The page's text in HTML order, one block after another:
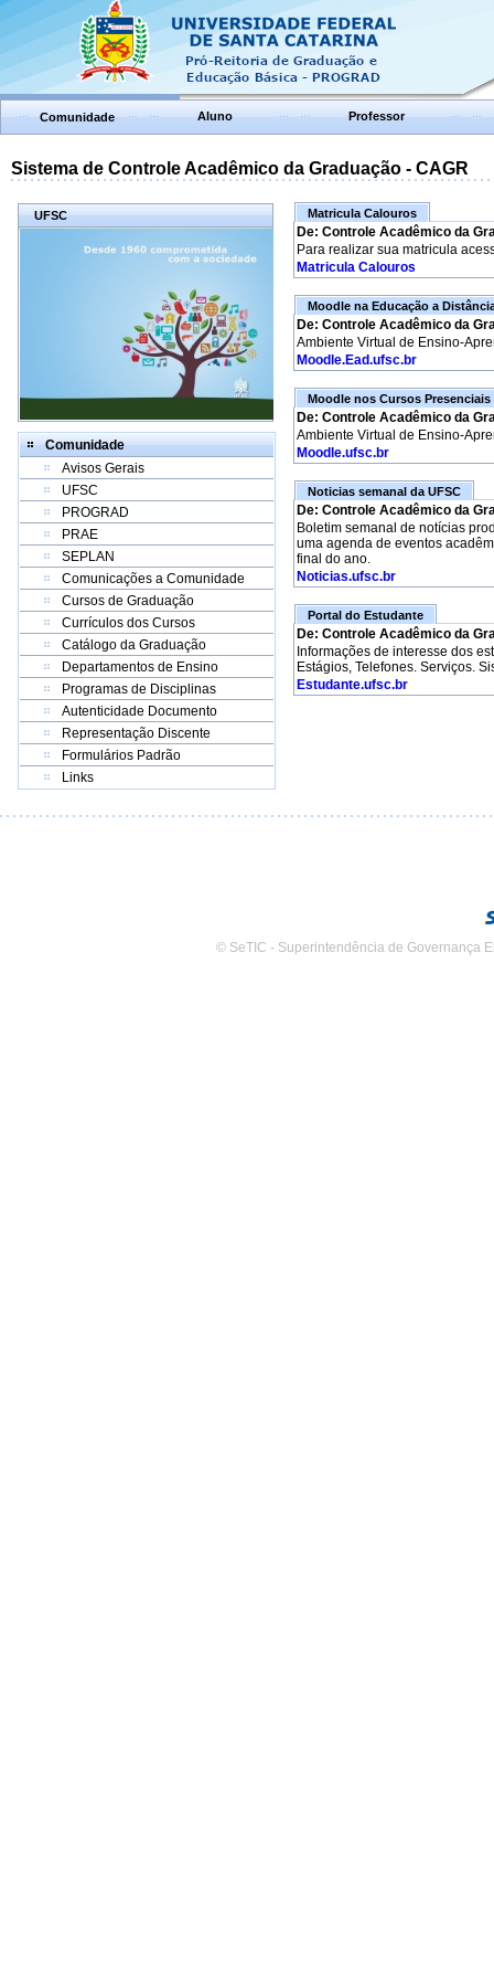
Comunidade Aluno Professor
Sistema de Controle Acadêmico da Graduação - CAGR
UFSC
Comunidade
Avisos Gerais
UFSC
PROGRAD
PRAE
SEPLAN
Comunicações a Comunidade
Cursos de Graduação
Currículos dos Cursos
Catálogo da Graduação
Departamentos de Ensino
Programas de Disciplinas
Autenticidade Documento
Representação Discente
Formulários Padrão
Links
Matricula Calouros
De: Controle Acadêmico da
Para realizar sua matricula
Matricula Calouros
Moodle na Educação a
De: Controle Acadêmico da
Ambiente Virtual de Ensino-
Moodle.Ead.ufsc.br
Moodle nos Cursos Presenciais
De: Controle Acadêmico da
Ambiente Virtual de Ensino-
Moodle.ufsc.br
Noticias semanal da UFSC
De: Controle Acadêmico da
Boletim semanal de notícias
uma agenda de eventos
final do ano.
Noticias.ufsc.br
Portal do Estudante
De: Controle Acadêmico da
Informações de interesse dos
Estágios, Telefones. Serviços.
Estudante.ufsc.br
© SeTIC - Superintendência de Governança